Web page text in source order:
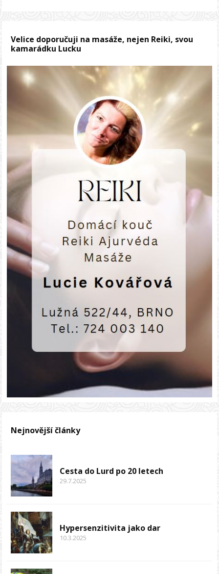
Velice doporučuji na masáže, nejen Reiki, svou
kamarádku Lucku
Nejnovější články
Cesta do Lurd po 20 letech
29.7.2025
Hypersenzitivita jako dar
10.3.2025